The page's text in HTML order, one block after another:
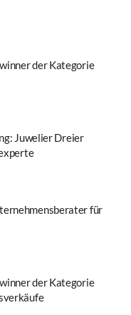
der Kategorie
Juwelier Dreier
für
der Kategorie